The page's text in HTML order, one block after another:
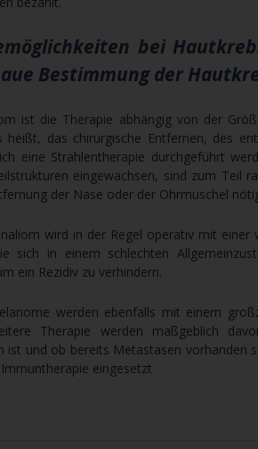
bei
Bestimmung der
ist die Therapie abhängig von der
heißt, das chirurgische Entfernen, des
eine Strahlentherapie durchgeführt
eingewachsen, sind zum Teil
der Nase oder der Ohrmuschel
wird in der Regel operativ mit
sich in einem schlechten
ein Rezidiv zu verhindern.
werden ebenfalls mit einem
Therapie werden maßgeblich
ist und ob bereits Metastasen vorhanden
eingesetzt